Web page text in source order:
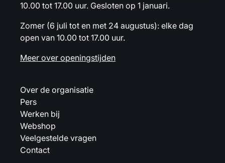
10.00 tot 17.00 uur. Gesloten op 1 januari.
Zomer (6 juli tot en met 24 augustus): elke dag
open van 10.00 tot 17.00 uur.
Meer over openingstijden
Over de organisatie
Pers
Werken bij
Webshop
Veelgestelde vragen
Contact